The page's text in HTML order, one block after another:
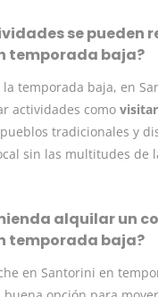
se pueden
temporada baja?
temporada baja, en
actividades como
tradicionales y
sin las multitudes de
alquilar un
temporada baja?
en Santorini en